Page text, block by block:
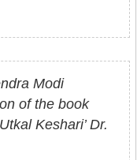
Modi
of the book
Keshari’ Dr.